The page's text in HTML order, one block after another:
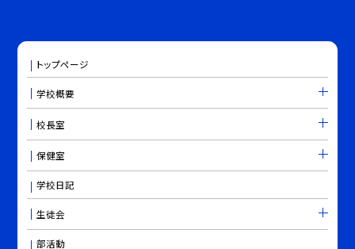
トップページ
学校概要
校長室
保健室
学校日記
生徒会
部活動